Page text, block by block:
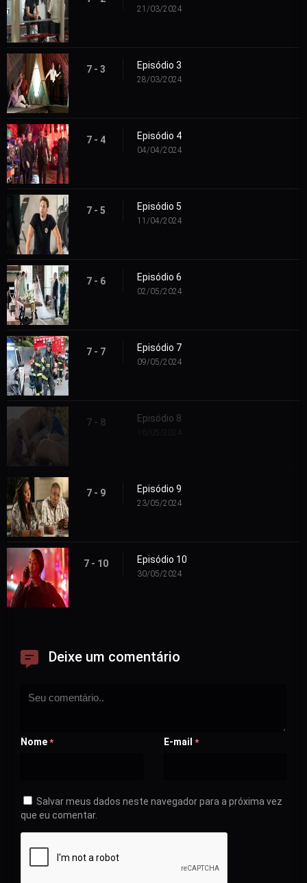
21/03/2024
7 - 3 Episódio 3
28/03/2024
7 - 4 Episódio 4
04/04/2024
7 - 5 Episódio 5
11/04/2024
7 - 6 Episódio 6
02/05/2024
7 - 7 Episódio 7
09/05/2024
7 - 8 Episódio 8
7 - 9 Episódio 9
23/05/2024
7 - 10 Episódio 10
30/05/2024
Deixe um comentário
Nome * E-mail *
Salvar meus dados neste navegador para a próxima vez
que eu comentar.